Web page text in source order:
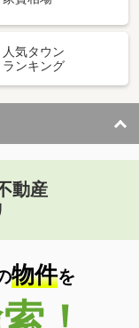
人気タウン
ランキング
動産
物件を